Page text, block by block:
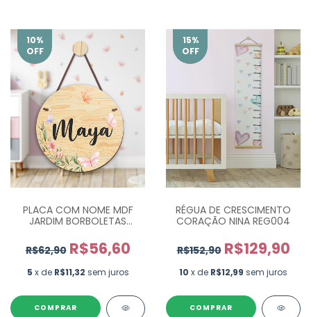
10%
OFF
PLACA COM NOME MDF
JARDIM BORBOLETAS
R$62,90 R$56,60
5 x de R$11,32 sem juros
COMPRAR
15%
OFF
RÉGUA DE CRESCIMENTO
CORAÇÃO NINA REG004
R$152,90 R$129,90
10 x de R$12,99 sem juros
COMPRAR